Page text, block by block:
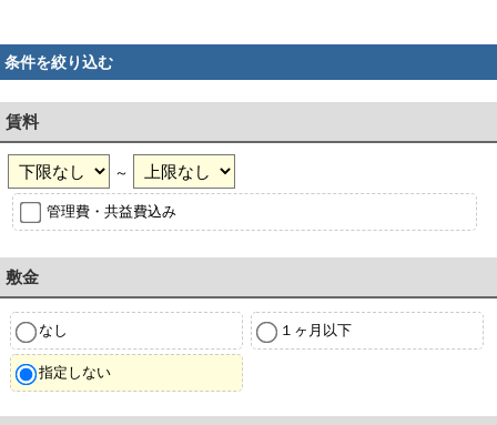
条件を絞り込む
賃料
～
管理費・共益費込み
敷金
なし １ヶ月以下
指定しない